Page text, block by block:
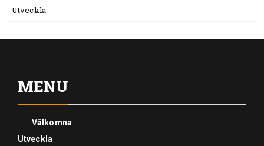
Utveckla
MENU
Välkomna
Utveckla